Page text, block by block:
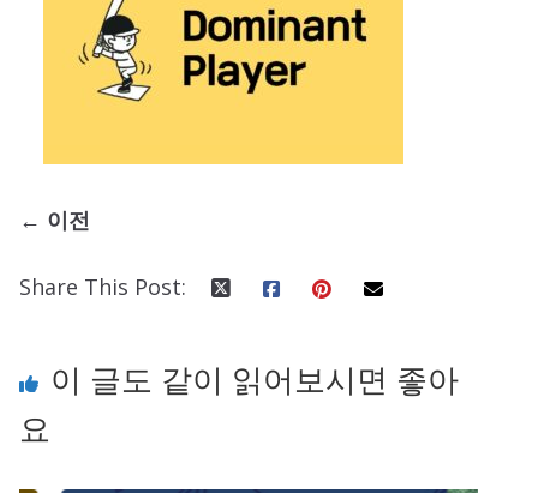
← 이전
Share This Post:
이 글도 같이 읽어보시면 좋아
요